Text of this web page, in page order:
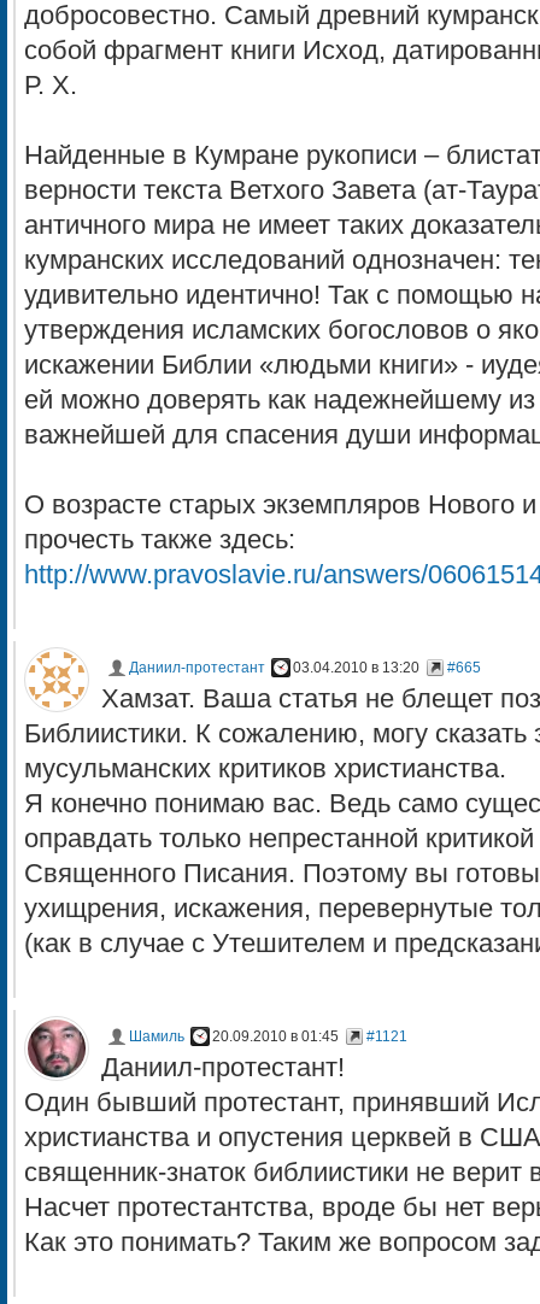
добросовестно. Самый древний
собой фрагмент книги Исход,
Р. Х.
Найденные в Кумране рукописи –
верности текста Ветхого Завета (ат-
античного мира не имеет таких
кумранских исследований однозначен:
удивительно идентично! Так с помощью
утверждения исламских богословов о
искажении Библии «людьми книги» -
ей можно доверять как надежнейшему из
важнейшей для спасения души
О возрасте старых экземпляров Нового
прочесть также здесь:
http://www.pravoslavie.ru/answers/
Даниил-протестант 03.04.2010 в 13:20 #665
Хамзат. Ваша статья не блещет
Библиистики. К сожалению, могу сказать
мусульманских критиков христианства.
Я конечно понимаю вас. Ведь само
оправдать только непрестанной
Священного Писания. Поэтому вы
ухищрения, искажения, перевернутые
(как в случае с Утешителем и
Шамиль 20.09.2010 в 01:45 #1121
Даниил-протестант!
Один бывший протестант, принявший
христианства и опустения церквей в
священник-знаток библиистики не
Насчет протестантства, вроде бы нет
Как это понимать? Таким же вопросом